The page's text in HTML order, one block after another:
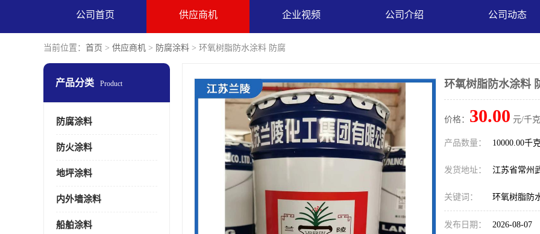
公司首页 供应商机 企业视频 公司介绍 公司动态
当前位置： 首页 > 供应商机 > 防腐涂料 > 环氧树脂防水涂料 防腐
产品分类 Product
防腐涂料
防火涂料
地坪涂料
内外墙涂料
船舶涂料
环氧树脂防水涂料
价格： 30.00 元/千
产品数量： 10000.00千
发货地址： 江苏省常州
关键词： 环氧树脂防
发布日期： 2026-08-07